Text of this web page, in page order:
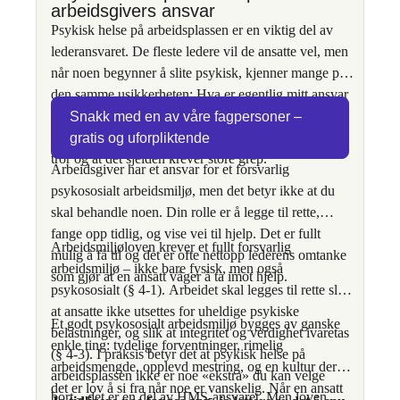
arbeidsgivers ansvar
Psykisk helse på arbeidsplassen er en viktig del av
lederansvaret. De fleste ledere vil de ansatte vel, men
når noen begynner å slite psykisk, kjenner mange på
den samme usikkerheten: Hva er egentlig mitt ansvar
her? Hvor mye skal jeg blande meg? Den gode
nyheten er at du har mer mulighet til å hjelpe enn du
tror og at det sjelden krever store grep.
Snakk med en av våre fagpersoner –
gratis og uforpliktende
Arbeidsgiver har et ansvar for et forsvarlig
psykososialt arbeidsmiljø, men det betyr ikke at du
skal behandle noen. Din rolle er å legge til rette,
fange opp tidlig, og vise vei til hjelp. Det er fullt
mulig å få til og det er ofte nettopp lederens omtanke
som gjør at en ansatt våger å ta imot hjelp.
Arbeidsmiljøloven krever et fullt forsvarlig
arbeidsmiljø – ikke bare fysisk, men også
psykososialt (§ 4-1). Arbeidet skal legges til rette slik
at ansatte ikke utsettes for uheldige psykiske
belastninger, og slik at integritet og verdighet ivaretas
(§ 4-3). I praksis betyr det at psykisk helse på
arbeidsplassen ikke er noe «ekstra» du kan velge
bort – det er en del av HMS-ansvaret. Men loven
Et godt psykososialt arbeidsmiljø bygges av ganske
enkle ting: tydelige forventninger, rimelig
arbeidsmengde, opplevd mestring, og en kultur der
det er lov å si fra når noe er vanskelig. Når en ansatt